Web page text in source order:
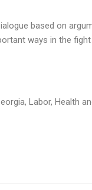
based on
ways in the
Labor, Health